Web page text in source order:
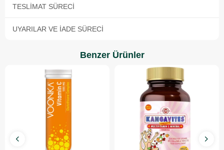
TESLIMAT SÜRECI
UYARILAR VE İADE SÜRECI
Benzer Ürünler